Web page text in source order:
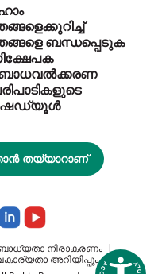
ബന്ധപ്പെടുക
തയ്യാറാണ്
നിരാകരണം |
അറിയിപ്പും